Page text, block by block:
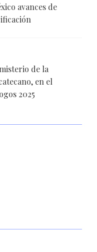
avances de
de la
en el
2025